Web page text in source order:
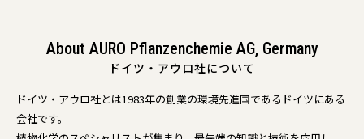
About AURO Pflanzenchemie AG, Germany
ドイツ・アウロ社について
ドイツ・アウロ社とは1983年の創業の環境先進国であるドイツにある
会社です。